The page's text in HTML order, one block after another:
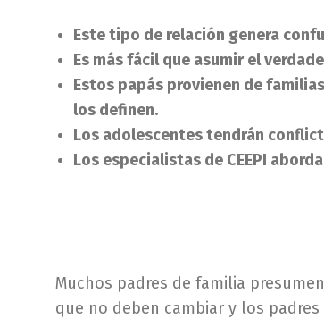
Este tipo de relación genera
Es más fácil que asumir el
Estos papás provienen de
los definen.
Los adolescentes tendrán
Los especialistas de CEEPI
Muchos padres de familia
que no deben cambiar y los